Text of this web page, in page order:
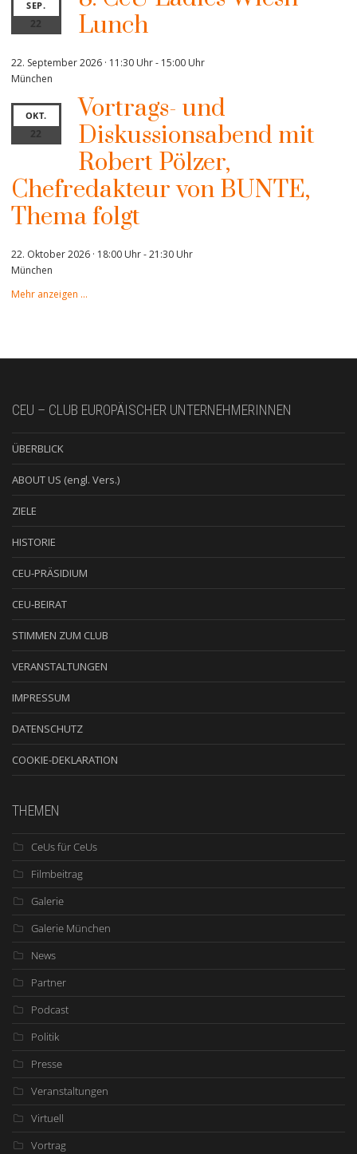
SEP.
22
Lunch
22. September 2026 · 11:30 Uhr- 15:00 Uhr
München
OKT.
22
Vortrags- und
Diskussionsabend mit
Robert Pölzer,
Chefredakteur von BUNTE,
Thema folgt
22. Oktober 2026 · 18:00 Uhr-21:30 Uhr
München
Mehr anzeigen …
CEU – CLUB EUROPÄISCHER UNTERNEHMERINNEN
ÜBERBLICK
ABOUT US (engl. Vers.)
ZIELE
HISTORIE
CEU-PRÄSIDIUM
CEU-BEIRAT
STIMMEN ZUM CLUB
VERANSTALTUNGEN
IMPRESSUM
DATENSCHUTZ
COOKIE-DEKLARATION
THEMEN
CeUs für CeUs
Filmbeitrag
Galerie
Galerie München
News
Partner
Podcast
Politik
Presse
Veranstaltungen
Virtuell
Vortrag